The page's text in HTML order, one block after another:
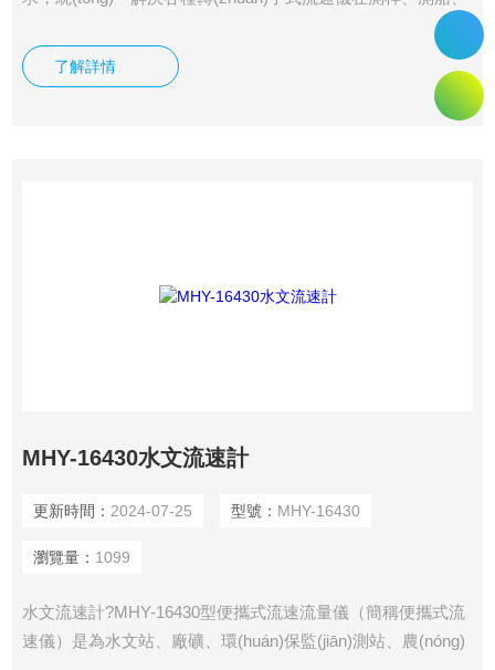
纜道測流等環(huán)境條件下流速測算、顯示而研制的新型測
算儀。
了解詳情
MHY-16430水文流速計
更新時間： 2024-07-25 型號： MHY-16430
瀏覽量： 1099
水文流速計?MHY-16430型便攜式流速流量儀（簡稱便攜式流
速儀）是為水文站、廠礦、環(huán)保監(jiān)測站、農(nóng)